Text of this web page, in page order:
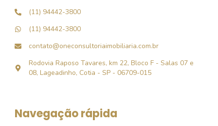
(11) 94442-3800
(11) 94442-3800
contato@oneconsultoriaimobiliaria.com.br
Rodovia Raposo Tavares, km 22, Bloco F - Salas 07 e
08, Lageadinho, Cotia - SP - 06709-015
Navegação rápida